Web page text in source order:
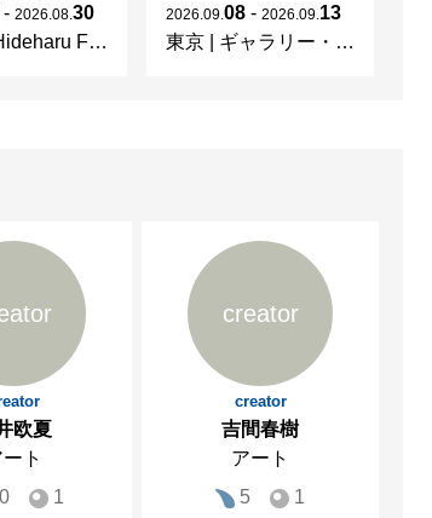
- 2026 08 30
Fukasaku Gallery & Museum(FEI ART MUSEUM YOKOHAMA)
2026 09 08 - 2026 09 13
東京
ギャラリー・パウゼ
欧夏
ト
1
creator
creator
吉間春樹
アート
5
1